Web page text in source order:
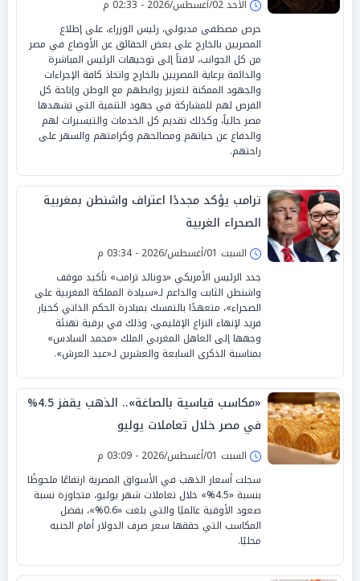
الأحد 02/أغسطس/2026 - 02:33 م
حرص مصطفى مدبولي، رئيس الوزراء، على إطلاع
المصريين بالخارج على بعض الحقائق عن الأوضاع في مصر
من كل الجوانب، لافتاً إلى توجيهات الرئيس المباشرة
والدائمة برعاية المصريين بالخارج واتخاذ كافة الإجراءات
والجهود الممكنة لتعزيز روابطهم مع الوطن وإتاحة كل
الفرص لهم للمشاركة في جهود التنمية التي تشهدها
مصر حالياً، وكذلك تقديم كل الخدمات والتيسيرات لهم
والدفاع عن حياتهم ومصالحهم وكرامتهم والسهر على
راحتهم.
ترامب يؤكد مجددًا اعتراف واشنطن بمغربية
الصحراء الغربية
السبت 01/أغسطس/2026 - 03:34 م
جدد الرئيس الأمريكي «دونالد ترامب» تأكيد موقف
واشنطن الثابت والداعم لـ«سيادة المملكة المغربية على
الصحراء»، متعهدًا بالتمسك بمبادرة الحكم الذاتي كخيار
فريد لإنهاء النزاع الإقليمي، وذلك في برقية تهنئة
وجهها إلى العاهل المغربي الملك «محمد السادس»
بمناسبة الذكرى السابعة والعشرين لـ«عيد العرش».
«مكاسب قياسية بالصاغة».. الذهب يقفز 4.5%
في مصر خلال تعاملات يوليو
السبت 01/أغسطس/2026 - 03:09 م
سجلت أسعار الذهب في الأسواق المصرية ارتفاعًا ملحوظًا
بنسبة «4.5%» خلال تعاملات شهر يوليو، متجاوزة نسبة
صعود الأوقية عالميًا والتي بلغت «0.6%»، بفضل
المكاسب التي حققها سعر صرف الدولار أمام الجنيه
محليًا.